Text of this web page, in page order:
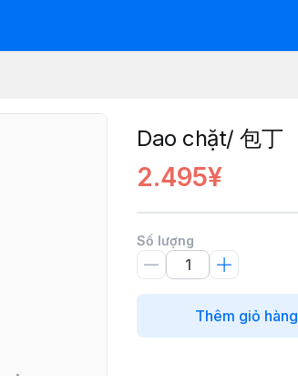
Dao chặt/ 包丁
2.495¥
Số lượng
Thêm giỏ hàng